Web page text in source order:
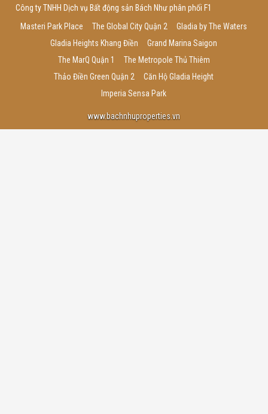
Công ty TNHH Dịch vụ Bất động sản Bách Như phân phối F1
Masteri Park Place
The Global City Quận 2
Gladia by The Waters
Gladia Heights Khang Điền
Grand Marina Saigon
The MarQ Quận 1
The Metropole Thủ Thiêm
Thảo Điền Green Quận 2
Căn Hộ Gladia Height
Imperia Sensa Park
www.bachnhuproperties.vn